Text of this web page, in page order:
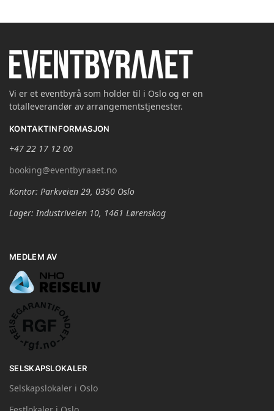
Vi er et eventbyrå som holder til i Oslo og er en
totalleverandør av arrangementstjenester.
KONTAKTINFORMASJON
+47 22 17 12 00
booking@eventbyraaet.no
Kontor: Parkveien 29, 0350 Oslo
Lager: Industriveien 10, 1461 Lørenskog
MEDLEM AV
SELSKAPSLOKALER
Selskapslokaler i Oslo